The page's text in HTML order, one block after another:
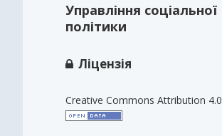
Управління соціальної
політики
Ліцензія
Creative Commons Attribution 4.0